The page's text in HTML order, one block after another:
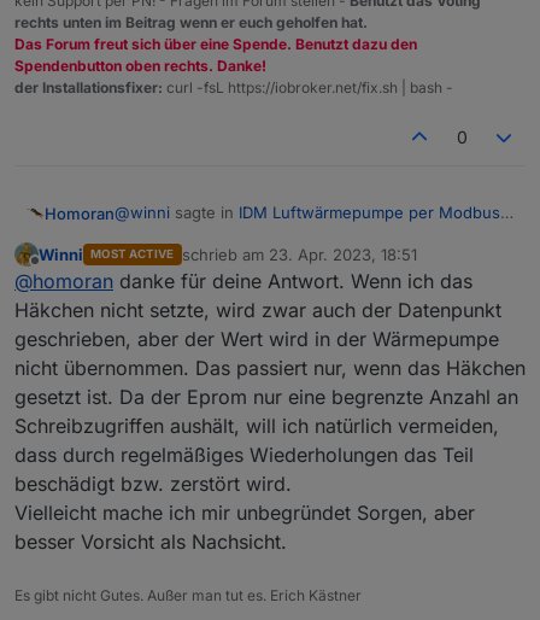
rechts unten im Beitrag wenn er euch geholfen hat.
Das Forum freut sich über eine Spende. Benutzt dazu den
Spendenbutton oben rechts. Danke!
der Installationsfixer: curl -fsL https://iobroker.net/fix.sh | bash -
0
Homoran@winni sagte in IDM Luftwärmepumpe per Modbus
Die Beschreibung a
in der Doku
https://www.iobroker.net/#de/adapters/adapterref/io
broker.modbus/README.md
ist zwar auch nur eine automatisierte Übersetzung,
aber scheint das Gegenteil zur zyklischen
Beschreibung zu sein.
ich habe bei meinen Geräten keine Haken drin
Offline
Winni MOST ACTIVE schrieb am 23. Apr. 2023, 18:51
zuletzt editiert von
@homoran danke für deine Antwort. Wenn ich das
Häkchen nicht setzte, wird zwar auch der Datenpunkt
geschrieben, aber der Wert wird in der Wärmepumpe
nicht übernommen. Das passiert nur, wenn das Häkchen
gesetzt ist. Da der Eprom nur eine begrenzte Anzahl an
Schreibzugriffen aushält, will ich natürlich vermeiden,
dass durch regelmäßiges Wiederholungen das Teil
beschädigt bzw. zerstört wird.
Vielleicht mache ich mir unbegründet Sorgen, aber
besser Vorsicht als Nachsicht.
Es gibt nicht Gutes. Außer man tut es. Erich Kästner